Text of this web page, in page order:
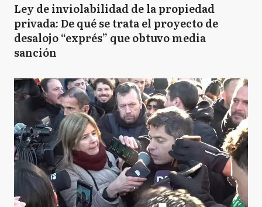
Ley de inviolabilidad de la propiedad
privada: De qué se trata el proyecto de
desalojo “exprés” que obtuvo media
sanción